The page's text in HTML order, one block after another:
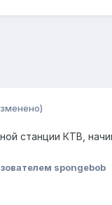
станции КТВ,
spongebob